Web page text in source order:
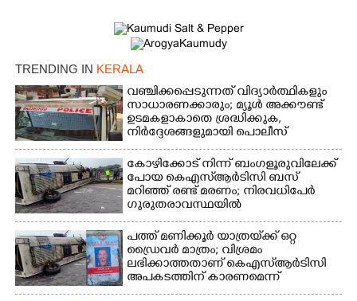
TRENDING IN KERALA
വഞ്ചിക്കപ്പെടുന്നത് വിദ്യാർത്ഥികളും
സാധാരണക്കാരും; മ്യൂൾ അക്കൗണ്ട്
ഉടമകളാകാതെ ശ്രദ്ധിക്കുക,
നിർദ്ദേശങ്ങളുമായി പൊലീസ്
കോഴിക്കോട് നിന്ന് ബംഗളൂരുവിലേക്ക്
പോയ കെഎസ്‌ആർടിസി ബസ്
മറിഞ്ഞ് രണ്ട് മരണം; നിരവധിപേർ
ഗുരുതരാവസ്ഥയിൽ
പത്ത് മണിക്കൂർ യാത്രയ്‌ക്ക് ഒറ്റ
ഡ്രൈവർ മാത്രം; വിശ്രമം
ലഭിക്കാത്തതാണ് കെഎസ്‌ആർടിസി
അപകടത്തിന് കാരണമെന്ന്
വിമർശനം